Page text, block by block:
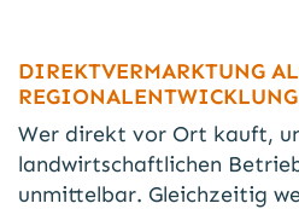
DIREKTVERMARKTUNG
REGIONALENTWICKLUNG
Wer direkt vor Ort kauft,
landwirtschaftlichen
unmittelbar. Gleichzeitig